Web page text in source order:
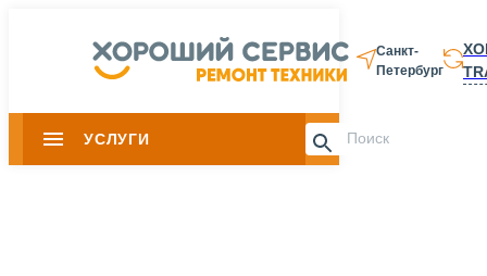
Санкт-
Петербург
УСЛУГИ 8 812 337-